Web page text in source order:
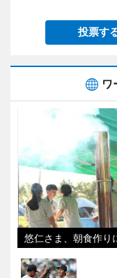
投票す
ワ
悠仁さま、朝食作り